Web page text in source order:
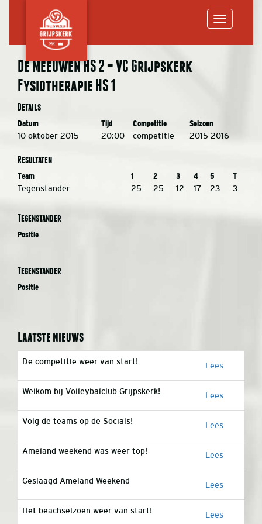
De Meeuwen HS 2 – VC Grijpskerk
Fysiotherapie HS 1
Details
Datum Tijd Competitie Seizoen
10 oktober 2015 20:00 competitie 2015-2016
Resultaten
Team 1 2 3 4 5 T
Tegenstander 25 25 12 17 23 3
Tegenstander
Positie
Tegenstander
Positie
Laatste nieuws
De competitie weer van start! Lees
Welkom bij Volleybalclub Grijpskerk! Lees
Volg de teams op de Socials! Lees
Ameland weekend was weer top! Lees
Geslaagd Ameland Weekend Lees
Het beachseizoen weer van start! Lees